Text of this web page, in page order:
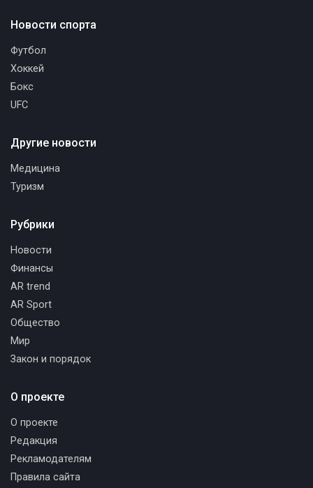
Новости спорта
Футбол
Хоккей
Бокс
UFC
Другие новости
Медицина
Туризм
Рубрики
Новости
Финансы
AR trend
AR Sport
Общество
Мир
Закон и порядок
О проекте
О проекте
Редакция
Рекламодателям
Правила сайта